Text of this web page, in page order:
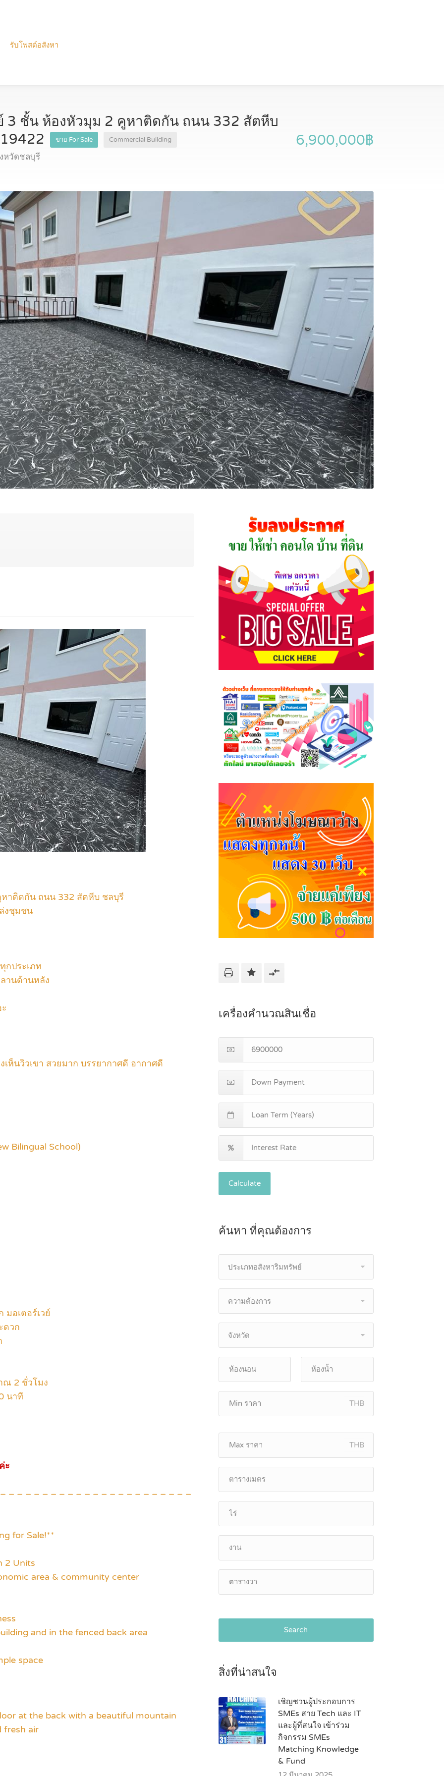
รับโพสต์อสังหา
3 ชั้น ห้องหัวมุม 2 คูหาติดกัน ถนน 332 สัตหีบ
ขาย For Sale Commercial Building
หวัดชลบุรี
6,900,000฿
าติดกัน ถนน 332 สัตหีบ ชลบุรี
งชุมชน
กประเภท
านด้านหลัง
ห็นวิวเขา สวยมาก บรรยากาศดี อากาศดี
Bilingual School)
มอเตอร์เวย์
ดวก
ณ 2 ชั่วโมง
นาที
ะ
– – – – – – – – – – – – – – – – – – – – – –
for Sale!**
2 Units
area & community center
and in the fenced back area
space
at the back with a beautiful mountain
fresh air
เครื่องคำนวณสินเชื่อ
Calculate
ค้นหา ที่คุณต้องการ
ประเภทอสังหาริมทรัพย์
ความต้องการ
จังหวัด
THB
THB
Search
สิ่งที่น่าสนใจ
เชิญชวนผู้ประกอบการ
SMEs สาย Tech และ IT
และผู้ที่สนใจ เข้าร่วม
กิจกรรม SMEs
Matching Knowledge
& Fund